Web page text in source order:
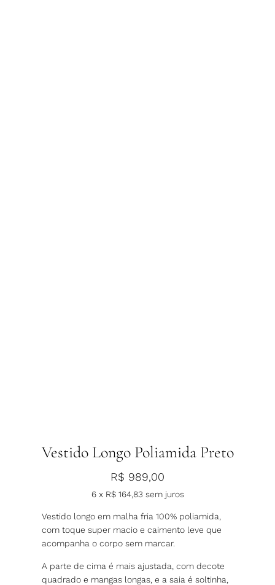
Vestido Longo Poliamida Preto
R$ 989,00
6 x R$164,83 sem juros
Vestido longo em malha fria 100% poliamida,
com toque super macio e caimento leve que
acompanha o corpo sem marcar.
A parte de cima é mais ajustada, com decote
quadrado e mangas longas, e a saia é soltinha,